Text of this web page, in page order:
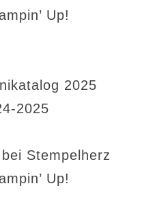
Up!
2025
2025
Stempelherz
Up!